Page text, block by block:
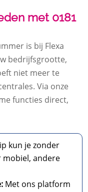
met 0181
is bij Flexa
bedrijfsgrootte,
niet meer te
Via onze
functies direct,
kun je zonder
mobiel, andere
Met ons platform